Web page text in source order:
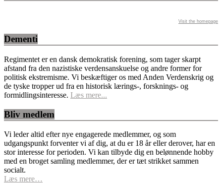
Visit the homepage
Dementi
Regimentet er en dansk demokratisk forening, som tager skarpt
afstand fra den nazistiske verdensanskuelse og andre former for
politisk ekstremisme. Vi beskæftiger os med Anden Verdenskrig og
de tyske tropper ud fra en historisk lærings-, forsknings- og
formidlingsinteresse. Læs mere...
Bliv medlem
Vi leder altid efter nye engagerede medlemmer, og som
udgangspunkt forventer vi af dig, at du er 18 år eller derover, har en
stor interesse for perioden. Vi kan tilbyde dig en belønnende hobby
med en broget samling medlemmer, der er tæt strikket sammen
socialt.
Læs mere…